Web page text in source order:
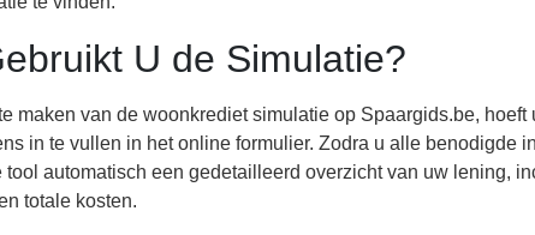
U de Simulatie?
maken van de woonkrediet simulatie op Spaargids.be, hoeft
in te vullen in het online formulier. Zodra u alle benodigde
tool automatisch een gedetailleerd overzicht van uw lening,
totale kosten.